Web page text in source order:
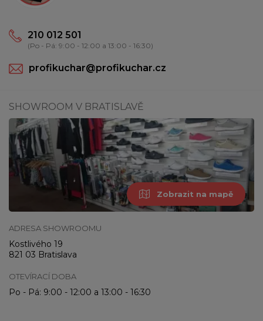
210 012 501
(Po - Pá: 9:00 - 12:00 a 13:00 - 16:30)
profikuchar@profikuchar.cz
SHOWROOM V BRATISLAVĚ
Zobrazit na mapě
ADRESA SHOWROOMU
Kostlivého 19
821 03 Bratislava
OTEVÍRACÍ DOBA
Po - Pá: 9:00 - 12:00 a 13:00 - 16:30